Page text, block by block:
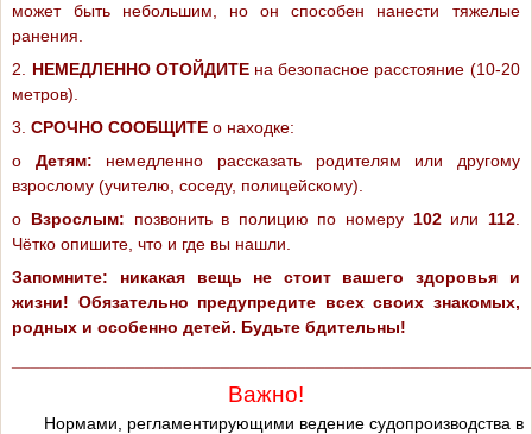
может быть небольшим, но он способен нанести тяжелые
ранения.
2. НЕМЕДЛЕННО ОТОЙДИТЕ на безопасное расстояние (10-20
метров).
3.СРОЧНО СООБЩИТЕо находке:
o Детям: немедленно рассказать родителям или другому
взрослому (учителю, соседу, полицейскому).
o Взрослым: позвонить в полицию по номеру 102 или 112.
Чётко опишите, что и где вы нашли.
Запомните: никакая вещь не стоит вашего здоровья и
жизни! Обязательно предупредите всех своих знакомых,
родных и особенно детей. Будьте бдительны!
Важно!
Нормами, регламентирующими ведение судопроизводства в